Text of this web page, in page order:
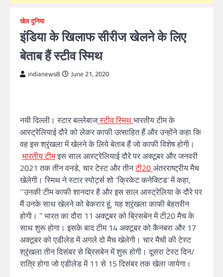
खेल दुनिया
इंडिया के खिलाफ सीरीज खेलने के लिए
बेताब हैं स्टीव स्मिथ
indianews8 June 21, 2020
नयी दिल्ली। स्टार बल्लेबाजस्टीव स्मिथभारतीय टीम के
आस्ट्रेलियाई दौरे को लेकर काफी उत्साहित हैं और उन्होंने कहा कि
वह इस श्रृंखला में खेलने के लिये बेताब हैं जो काफी विशेष होगी।
भारतीय टीमइस साल आस्ट्रेलियाई दौरे पर अक्टूबर और जनवरी
2021 तक तीन वनडे, चार टेस्ट और तीनटी20अंतरराष्ट्रीय मैच
खेलेगी। स्मिथ ने स्टार स्पोर्ट्स शो ‘क्रिकेट कनेक्टिड’ में कहा,
‘‘उनकी टीम काफी शानदार है और इस साल आस्ट्रेलिया के दौरे पर
मैं उनके साथ खेलने को बेकरार हूं, यह श्रृंखला काफी बेहतरीन
होगी। ’’ भारत का दौरा 11 अक्टूबर को ब्रिसबेन में टी20 मैच के
साथ शुरू होगा। इसके बाद टीम 14 अक्टूबर को कैनबरा और 17
अक्टूबर को एडीलेड में अगले दो मैच खेलेगी। चार मैचों की टेस्ट
श्रृंखला तीन दिसंबर से ब्रिसबेन में शुरू होगी। दूसरा टेस्ट दिन/
रात्रि होगा जो एडीलेड में 11 से 15 दिसंबर तक खेला जायेगा।